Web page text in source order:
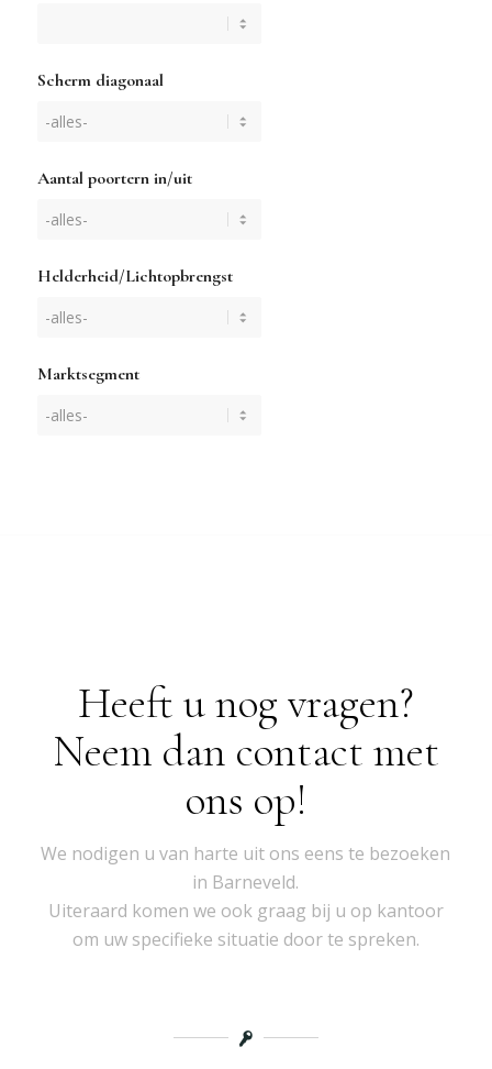
Scherm diagonaal
Aantal poortern in/uit
Helderheid/Lichtopbrengst
Marktsegment
Heeft u nog vragen?
Neem dan contact met
ons op!
We nodigen u van harte uit ons eens te bezoeken
in Barneveld.
Uiteraard komen we ook graag bij u op kantoor
om uw specifieke situatie door te spreken.